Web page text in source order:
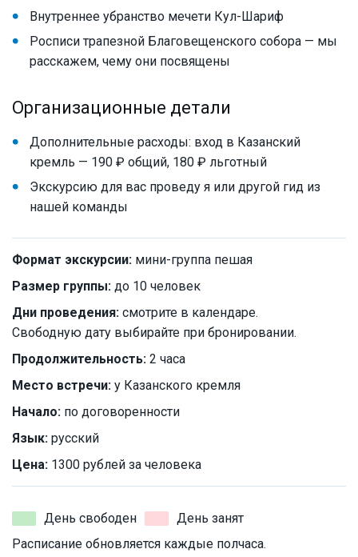
Внутреннее убранство мечети Кул-Шариф
Росписи трапезной Благовещенского собора — мы
расскажем, чему они посвящены
Организационные детали
Дополнительные расходы: вход в Казанский
кремль — 190 ₽ общий, 180 ₽ льготный
Экскурсию для вас проведу я или другой гид из
нашей команды
Формат экскурсии: мини-группа пешая
Размер группы: до 10 человек
Дни проведения: смотрите в календаре.
Свободную дату выбирайте при бронировании.
Продолжительность: 2 часа
Место встречи: у Казанского кремля
Начало: по договоренности
Язык: русский
Цена: 1300 рублей за человека
День свободен
День занят
Расписание обновляется каждые полчаса.